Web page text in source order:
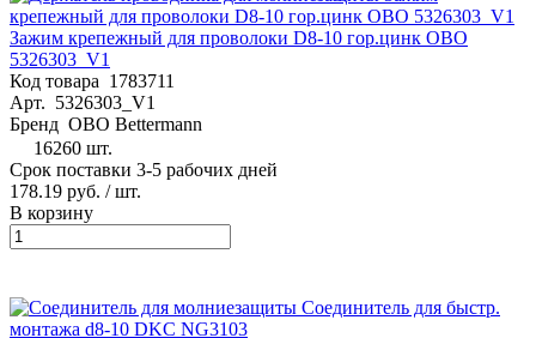
Зажим крепежный для проволоки D8-10 гор.цинк OBO
5326303_V1
Код товара 1783711
Арт. 5326303_V1
Бренд OBO Bettermann
16260 шт.
Срок поставки 3-5 рабочих дней
178.19 руб. / шт.
В корзину